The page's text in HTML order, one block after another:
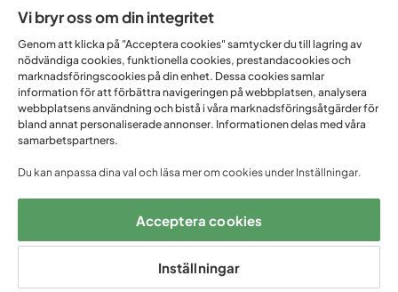
Vi finns i flera länder
Följ oss på:
Vi bryr oss om din integritet
Genom att klicka på "Acceptera cookies" samtycker du till lagring av
nödvändiga cookies, funktionella cookies, prestandacookies och
marknadsföringscookies på din enhet. Dessa cookies samlar
information för att förbättra navigeringen på webbplatsen, analysera
webbplatsens användning och bistå i våra marknadsföringsåtgärder för
bland annat personaliserade annonser. Informationen delas med våra
samarbetspartners.
Du kan anpassa dina val och läsa mer om cookies under Inställningar.
Acceptera cookies
Inställningar